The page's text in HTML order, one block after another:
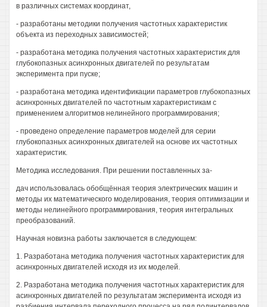
в различных системах координат,
- разработаны методики получения частотных характеристик
объекта из переходных зависимостей;
- разработана методика получения частотных характеристик для
глубокопазных асинхронных двигателей по результатам
эксперимента при пуске;
- разработана методика идентификации параметров глубокопазных
асинхронных двигателей по частотным характеристикам с
применением алгоритмов нелинейного программирования;
- проведено определение параметров моделей для серии
глубокопазных асинхронных двигателей на основе их частотных
характеристик.
Методика исследования. При решении поставленных за-
дач использовалась обобщённая теория электрических машин и
методы их математического моделирования, теория оптимизации и
методы нелинейного программирования, теория интегральных
преобразований.
Научная новизна работы заключается в следующем:
1. Разработана методика получения частотных характеристик для
асинхронных двигателей исходя из их моделей.
2. Разработана методика получения частотных характеристик для
асинхронных двигателей по результатам эксперимента исходя из